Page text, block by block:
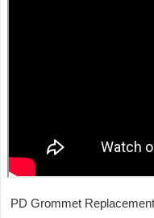
PD Grommet